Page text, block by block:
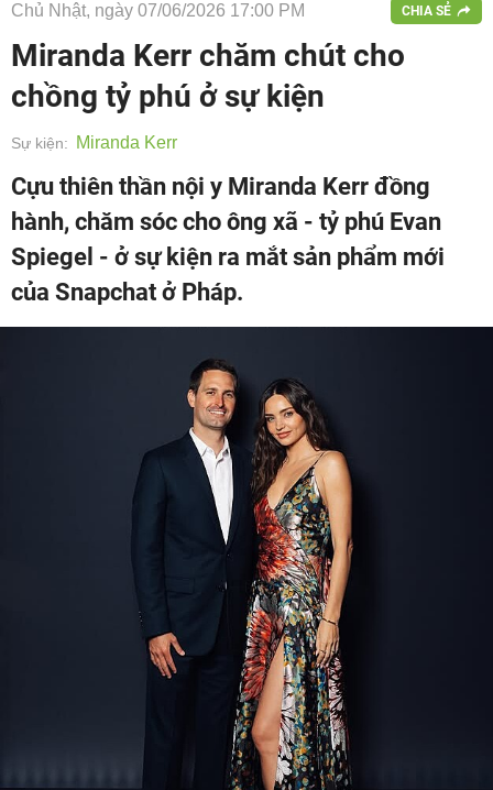
Chủ Nhật, ngày 07/06/2026 17:00 PM CHIA SẺ
Miranda Kerr chăm chút cho
chồng tỷ phú ở sự kiện
Sự kiện: Miranda Kerr
Cựu thiên thần nội y Miranda Kerr đồng
hành, chăm sóc cho ông xã - tỷ phú Evan
Spiegel - ở sự kiện ra mắt sản phẩm mới
của Snapchat ở Pháp.